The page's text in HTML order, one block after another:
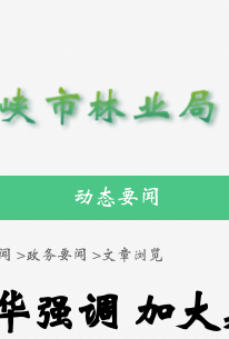
动态要闻
>政务要闻 >文章浏览
强调 加